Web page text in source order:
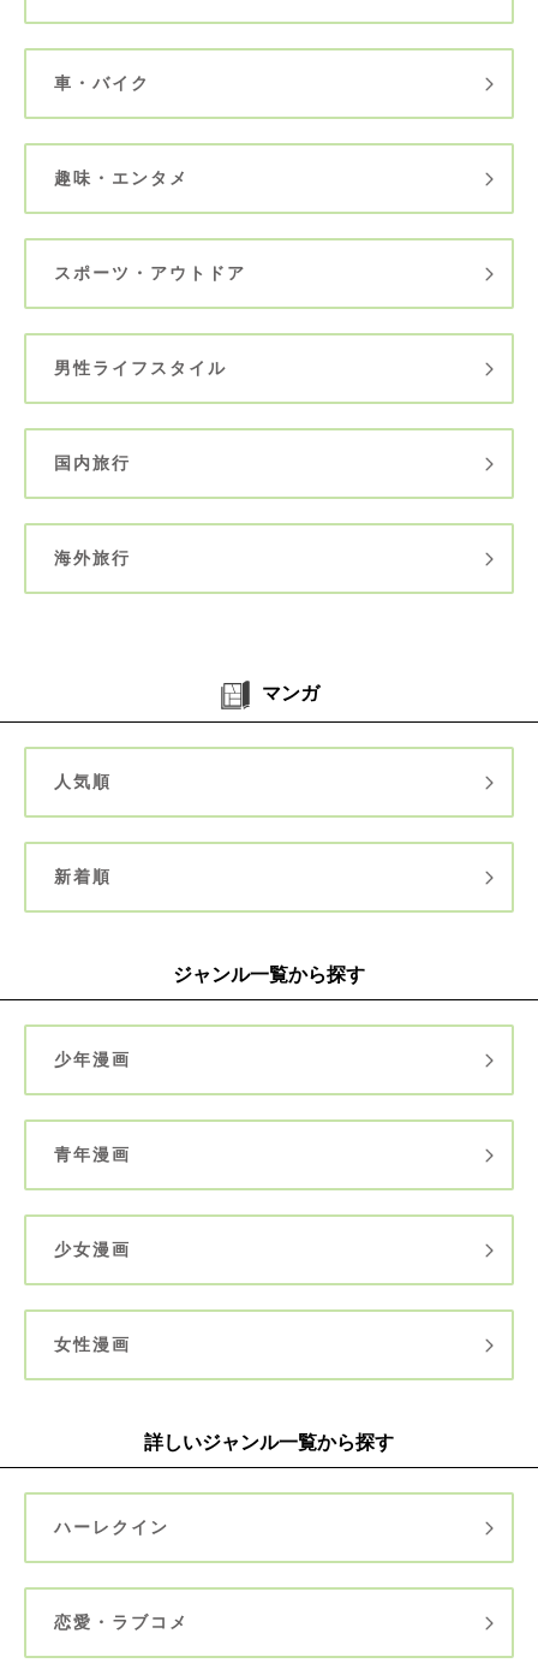
車・バイク
趣味・エンタメ
スポーツ・アウトドア
男性ライフスタイル
国内旅行
海外旅行
マンガ
人気順
新着順
ジャンル一覧から探す
少年漫画
青年漫画
少女漫画
女性漫画
詳しいジャンル一覧から探す
ハーレクイン
恋愛・ラブコメ